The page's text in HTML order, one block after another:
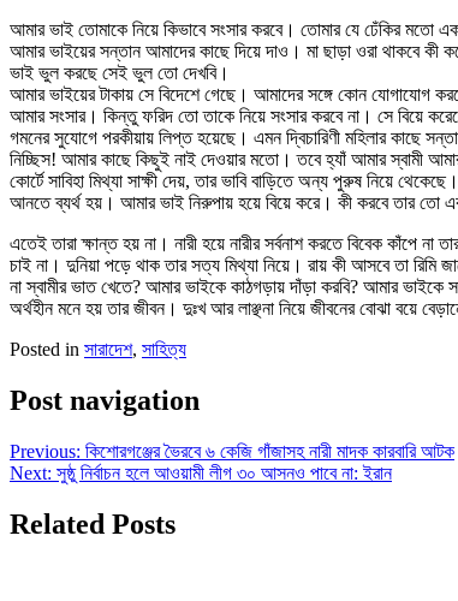
আমার ভাই তোমাকে নিয়ে কিভাবে সংসার করবে। তোমার যে ঢেঁকির মতো
আমার ভাইয়ের সন্তান আমাদের কাছে দিয়ে দাও। মা ছাড়া ওরা থাকবে কী
ভাই ভুল করছে সেই ভুল তো দেখবি।
আমার ভাইয়ের টাকায় সে বিদেশে গেছে। আমাদের সঙ্গে কোন যোগাযোগ
আমার সংসার। কিন্তু ফরিদ তো তাকে নিয়ে সংসার করবে না। সে বিয়ে
গমনের সুযোগে পরকীয়ায় লিপ্ত হয়েছে। এমন দ্বিচারিণী মহিলার কাছে
নিচ্ছিস! আমার কাছে কিছুই নাই দেওয়ার মতো। তবে হ্যাঁ আমার স্বামী
কোর্টে সাবিহা মিথ্যা সাক্ষী দেয়, তার ভাবি বাড়িতে অন্য পুরুষ নিয়ে
আনতে ব্যর্থ হয়। আমার ভাই নিরুপায় হয়ে বিয়ে করে। কী করবে তার তো
এতেই তারা ক্ষান্ত হয় না। নারী হয়ে নারীর সর্বনাশ করতে বিবেক কাঁপে
চাই না। দুনিয়া পড়ে থাক তার সত্য মিথ্যা নিয়ে। রায় কী আসবে তা রিমি
না স্বামীর ‌ভাত খেতে? আমার ভাইকে কাঠগড়ায় দাঁড়া করবি? আমার ভাইকে
অর্থহীন মনে হয় তার জীবন। দুঃখ আর লাঞ্ছনা নিয়ে জীবনের বোঝা বয়ে
Posted in সারাদেশ, সাহিত্য
Post navigation
Previous: কিশোরগঞ্জের ভৈরবে ৬ কেজি গাঁজাসহ নারী মাদক কারবারি আটক
Next: সুষ্ঠু নির্বাচন হলে আওয়ামী লীগ ৩০ আসনও পাবে না: ইরান
Related Posts